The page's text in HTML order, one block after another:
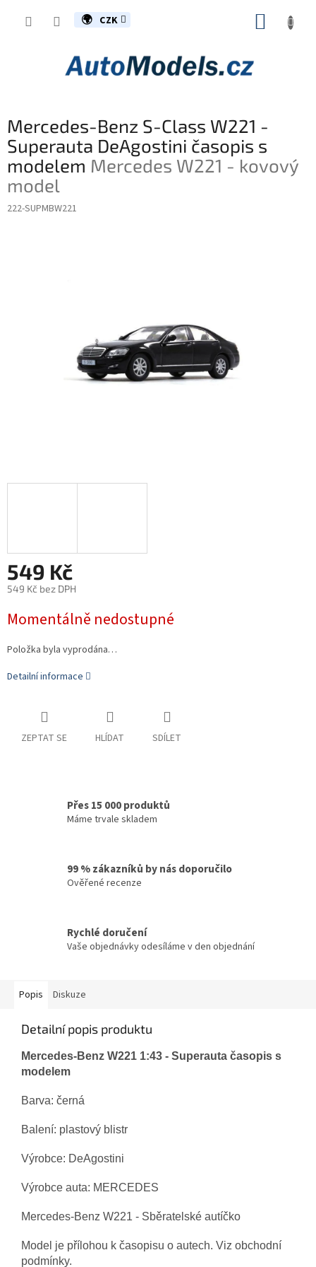
CZK
Mercedes-Benz S-Class W221 -
Superauta DeAgostini časopis s
modelem Mercedes W221 - kovový
model
222-SUPMBW221
549 Kč
549 Kč bez DPH
cena:
Momentálně nedostupné
Položka byla vyprodána…
Detailní informace
ZEPTAT SE HLÍDAT SDÍLET
Přes 15 000 produktů
Máme trvale skladem
99 % zákazníků by nás doporučilo
Ověřené recenze
Rychlé doručení
Vaše objednávky odesíláme v den objednání
Popis Diskuze
Detailní popis produktu
Mercedes-Benz W221 1:43 - Superauta časopis s
modelem
Barva: černá
Balení: plastový blistr
Výrobce: DeAgostini
Výrobce auta: MERCEDES
Mercedes-Benz W221 - Sběratelské autíčko
Model je přílohou k časopisu o autech. Viz obchodní
podmínky.